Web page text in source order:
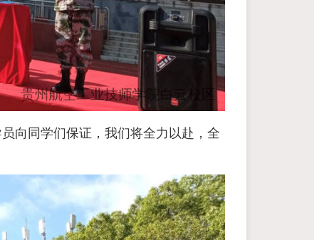
向同学们保证，我们将全力以赴，全